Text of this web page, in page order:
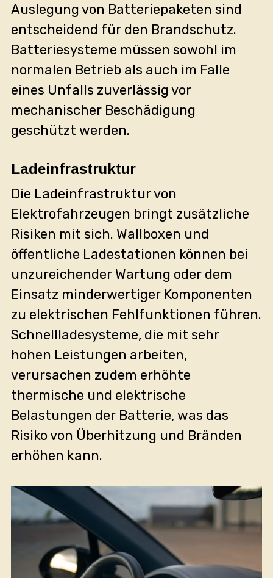
Auslegung von Batteriepaketen sind
entscheidend für den Brandschutz.
Batteriesysteme müssen sowohl im
normalen Betrieb als auch im Falle
eines Unfalls zuverlässig vor
mechanischer Beschädigung
geschützt werden.
Ladeinfrastruktur
Die Ladeinfrastruktur von
Elektrofahrzeugen bringt zusätzliche
Risiken mit sich. Wallboxen und
öffentliche Ladestationen können bei
unzureichender Wartung oder dem
Einsatz minderwertiger Komponenten
zu elektrischen Fehlfunktionen führen.
Schnellladesysteme, die mit sehr
hohen Leistungen arbeiten,
verursachen zudem erhöhte
thermische und elektrische
Belastungen der Batterie, was das
Risiko von Überhitzung und Bränden
erhöhen kann.